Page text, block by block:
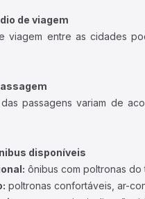
de viagem
viagem entre as cidades
passagens variam de
disponíveis
ônibus com poltronas
poltronas confortáveis, ar-